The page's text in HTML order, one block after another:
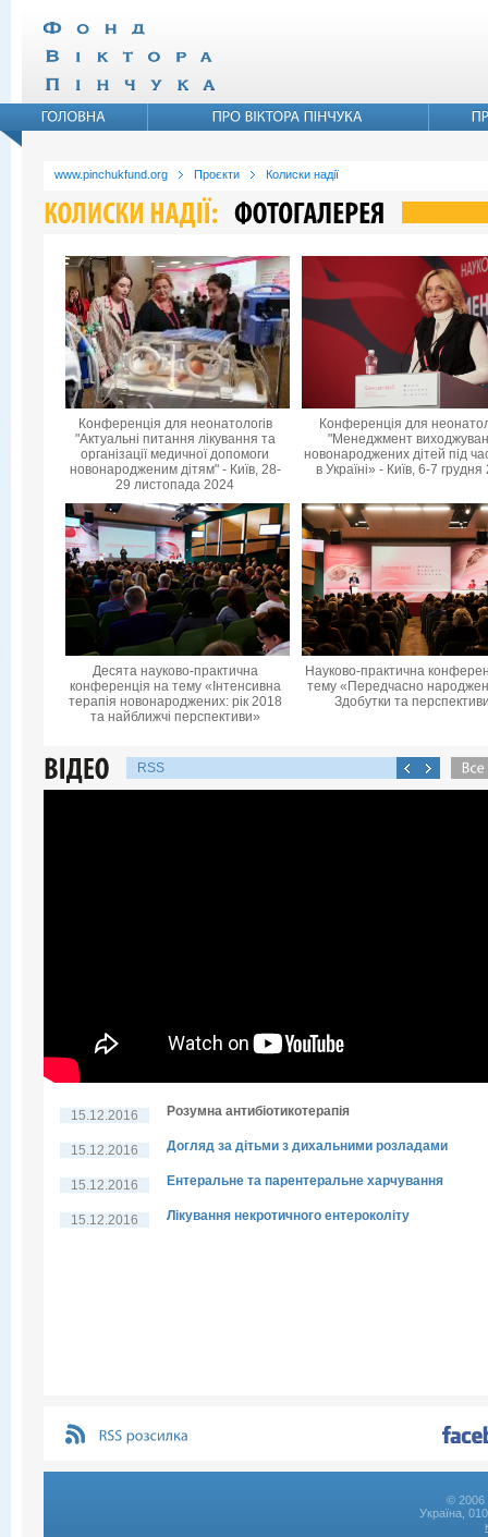
www.pinchukfund.org Проєкти Колиски надії
Конференція для неонатологів
"Актуальні питання лікування та
організації медичної допомоги
новонародженим дітям" - Київ, 28-
29 листопада 2024
Конференція для
"Менеджмент
новонароджених дітей під
в Україні» - Київ, 6-7
Десята науково-практична
конференцiя на тему «Інтенсивна
терапія новонароджених: рік 2018
та найближчі перспективи»
Науково-практична
тему «Передчасно
Здобутки та
RSS
15.12.2016 Розумна антибіотикотерапія
15.12.2016 Догляд за дітьми з дихальними розладами
15.12.2016 Ентеральне та парентеральне харчування
15.12.2016 Лікування некротичного ентероколіту
© 2006
Україна,